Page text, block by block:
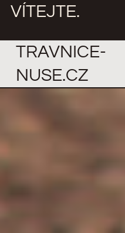
VÍTEJTE.
TRAVNICE-
NUSE.CZ